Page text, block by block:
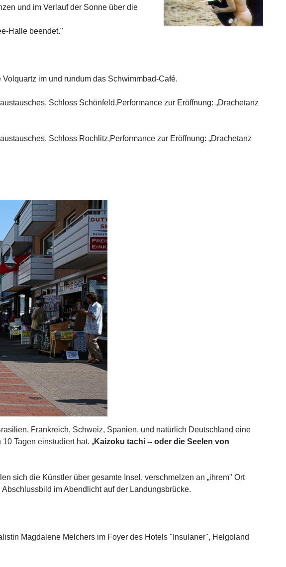
und im Verlauf der Sonne über die
Halle beendet."
im und rundum das Schwimmbad-Café.
Schloss Schönfeld,Performance zur Eröffnung: „Drachetanz
Schloss Rochlitz,Performance zur Eröffnung: „Drachetanz
Frankreich, Schweiz, Spanien, und natürlich Deutschland eine
Tagen einstudiert hat. „Kaizoku tachi -- oder die Seelen von
sich die Künstler über gesamte Insel, verschmelzen an „ihrem" Ort
im Abendlicht auf der Landungsbrücke.
Magdalene Melchers im Foyer des Hotels "Insulaner", Helgoland